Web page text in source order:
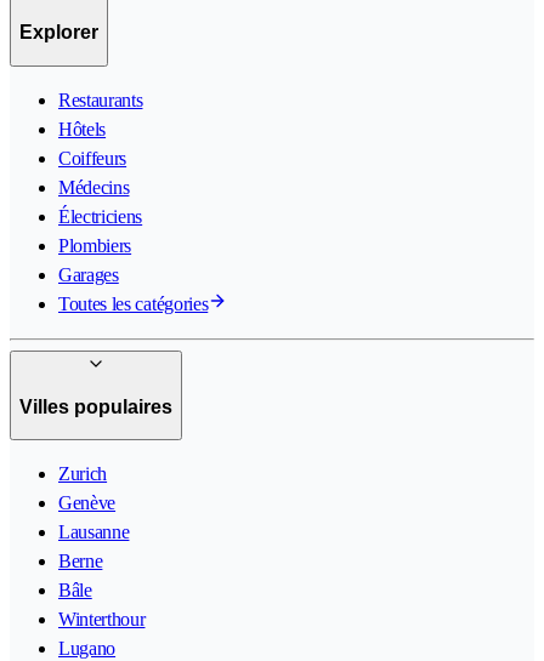
Explorer
Restaurants
Hôtels
Coiffeurs
Médecins
Électriciens
Plombiers
Garages
Toutes les catégories
Villes populaires
Zurich
Genève
Lausanne
Berne
Bâle
Winterthour
Lugano